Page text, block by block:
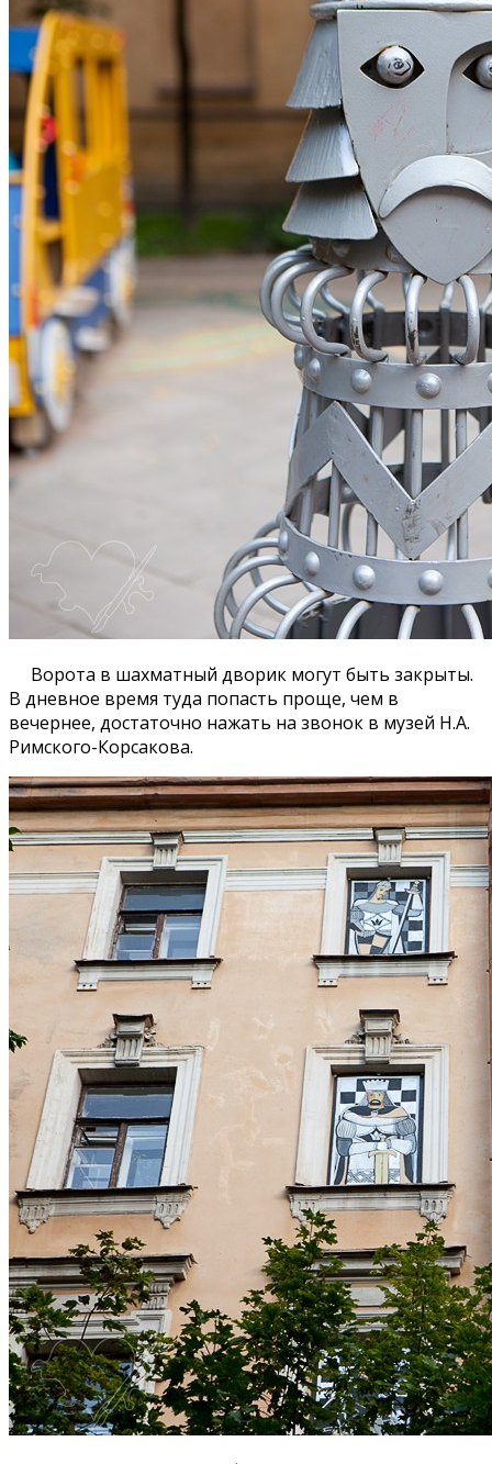
Ворота в шахматный дворик могут быть закрыты.
В дневное время туда попасть проще, чем в
вечернее, достаточно нажать на звонок в музей Н.А.
Римского-Корсакова.